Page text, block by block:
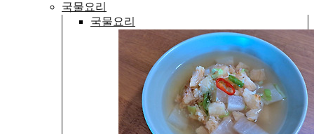
국물요리
국물요리